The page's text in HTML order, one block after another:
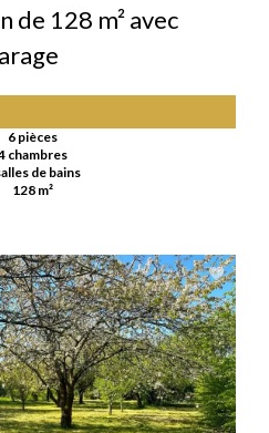
de 128 m² avec
6 pièces
chambres
de bains
128 m²